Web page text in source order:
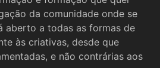
da comunidade onde se
aberto a todas as formas de
às criativas, desde que
e não contrárias aos